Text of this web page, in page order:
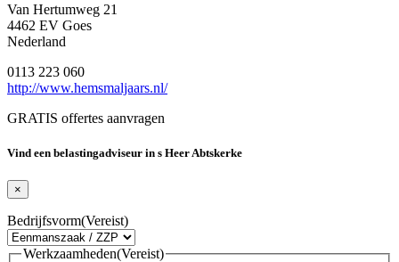
Van Hertumweg 21
4462 EV Goes
Nederland
0113 223 060
http://www.hemsmaljaars.nl/
GRATIS offertes aanvragen
Vind een belastingadviseur in s Heer Abtskerke
×
Bedrijfsvorm(Vereist)
Werkzaamheden(Vereist)